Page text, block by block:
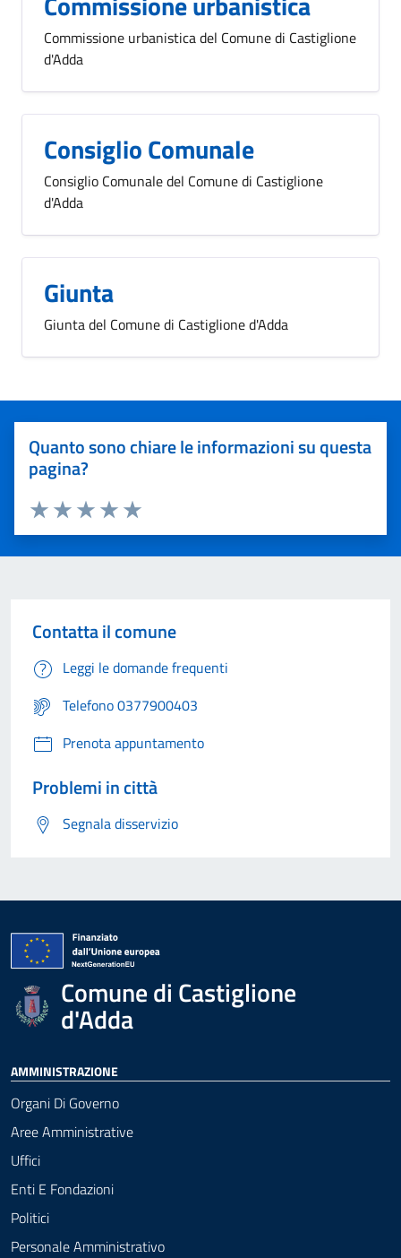
Commissione urbanistica del Comune di Castiglione
d'Adda
Consiglio Comunale
Consiglio Comunale del Comune di Castiglione
d'Adda
Giunta
Giunta del Comune di Castiglione d'Adda
Quanto sono chiare le informazioni su questa
pagina?
Valuta 5 stelle su 5
Valuta 4 stelle su 5
Valuta 3 stelle su 5
Valuta 2 stelle su 5
Valuta 1 stelle su 5
Contatta il comune
Leggi le domande frequenti
Telefono 0377900403
Prenota appuntamento
Problemi in città
Segnala disservizio
Comune di Castiglione
d'Adda
AMMINISTRAZIONE
Organi Di Governo
Aree Amministrative
Uffici
Enti E Fondazioni
Politici
Personale Amministrativo